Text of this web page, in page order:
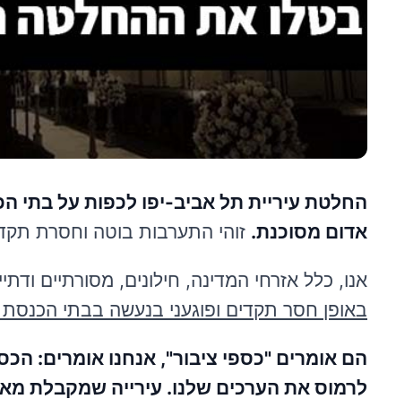
החלטת עיריית תל אביב-יפו לכפות על בתי
אדום מסוכנת. זוהי התערבות בוטה וחסרת
אנו, כלל אזרחי המדינה, חילונים, מסורתיים
באופן חסר תקדים ופוגעני בנעשה בבתי הכנסת
הם אומרים "כספי ציבור", אנחנו אומרים:
לרמוס את הערכים שלנו. עירייה שמקבלת